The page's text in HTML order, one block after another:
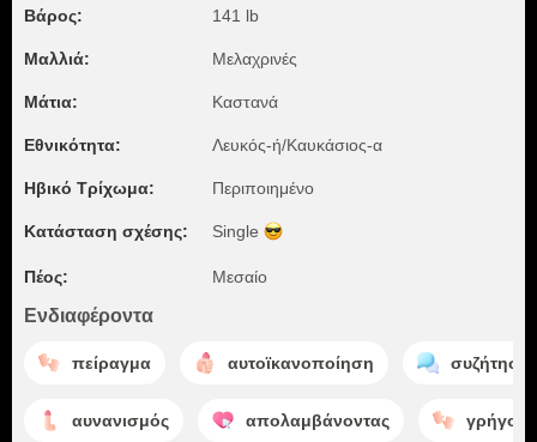
Βάρος: 141 lb
Μαλλιά: Μελαχρινές
Μάτια: Καστανά
Εθνικότητα: Λευκός-ή/Καυκάσιος-α
Ηβικό Τρίχωμα: Περιποιημένο
Κατάσταση σχέσης: Single
Πέος: Μεσαίο
Ενδιαφέροντα
πείραγμα αυτοϊκανοποίηση συζήτηση
αυνανισμός απολαμβάνοντας